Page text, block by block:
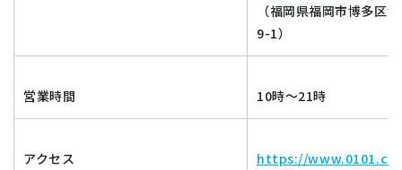
（福岡県福岡市博多区
9-1）
営業時間 10時～21時
アクセス
https://